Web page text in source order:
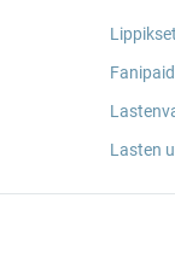
Lasten